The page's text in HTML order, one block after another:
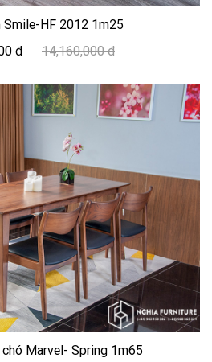
Smile-HF 2012 1m25
đ
14,160,000 đ
chó Marvel- Spring 1m65